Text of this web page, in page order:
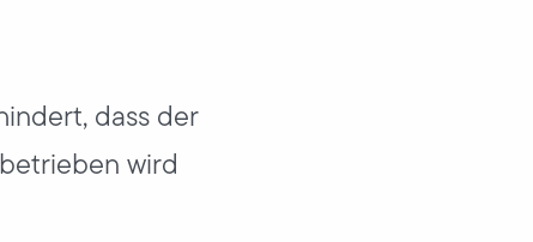
dass der
wird